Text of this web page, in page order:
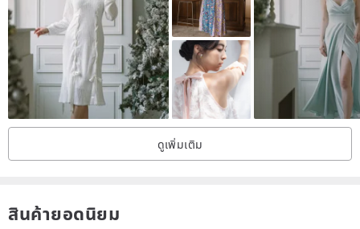
About model:
Height: 161cm
Weight: 44kg
● goods shelves in Taiwan have switched to direct the spot index
● Product Size and info in the product pages are marked read
purchase
ดูเพิ่มเติม
สินค้ายอดนิยม